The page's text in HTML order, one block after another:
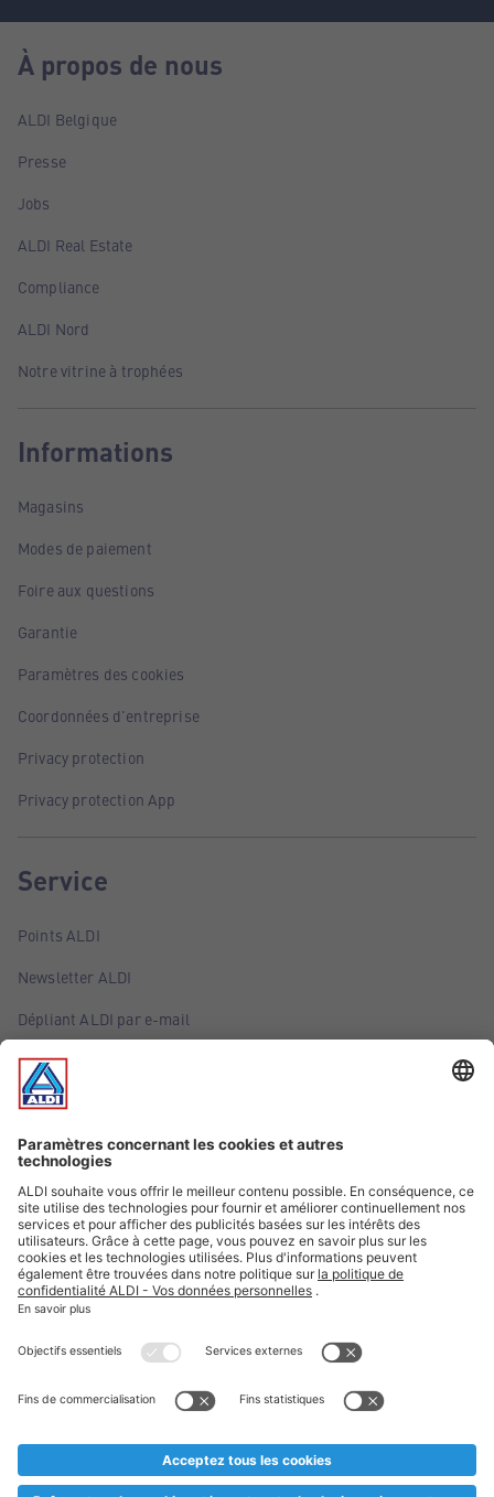
À propos de nous
ALDI Belgique
Presse
Jobs
ALDI Real Estate
Compliance
ALDI Nord
Notre vitrine à trophées
Informations
Magasins
Modes de paiement
Foire aux questions
Garantie
Paramètres des cookies
Coordonnées d'entreprise
Privacy protection
Privacy protection App
Service
Points ALDI
Newsletter ALDI
Dépliant ALDI par e-mail
Offres
Infos essentielles
Suivez ALDI Belgique
Textes marqués d'un astérisque et mentions légales
* Nous vendons ces articles temporairement et jusqu'à
au cas où, malgré le planning bien étudié, nous serions
prématurément en rupture de stock. Prix Recupel et TVA incl.
** Sur ce site, l’utilisation de la forme masculine a été adoptée